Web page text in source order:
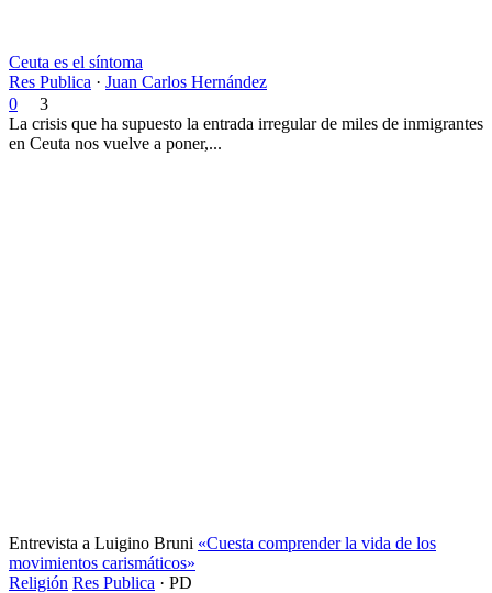
Ceuta es el síntoma
Res Publica · Juan Carlos Hernández
0
3
La crisis que ha supuesto la entrada irregular de miles de inmigrantes
en Ceuta nos vuelve a poner,...
Entrevista a Luigino Bruni «Cuesta comprender la vida de los
movimientos carismáticos»
Religión Res Publica · PD